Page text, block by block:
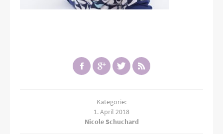
Kategorie:
1. April 2018
Nicole Schuchard